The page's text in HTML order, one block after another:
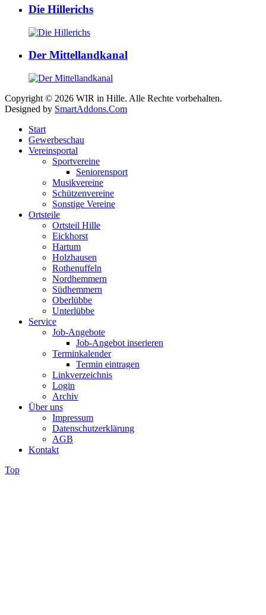
Die Hillerichs
Der Mittellandkanal
Copyright © 2026 WIR in Hille. Alle Rechte vorbehalten.
Designed by SmartAddons.Com
Start
Gewerbeschau
Vereinsportal
Sportvereine
Seniorensport
Musikvereine
Schützenvereine
Sonstige Vereine
Ortsteile
Ortsteil Hille
Eickhorst
Hartum
Holzhausen
Rothenuffeln
Nordhemmern
Südhemmern
Oberlübbe
Unterlübbe
Service
Job-Angebote
Job-Angebot inserieren
Terminkalender
Termin eintragen
Linkverzeichnis
Login
Archiv
Über uns
Impressum
Datenschutzerklärung
AGB
Kontakt
Top